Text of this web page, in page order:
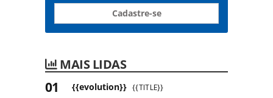
Cadastre-se
MAIS LIDAS
{{evolution}} {{TITLE}}